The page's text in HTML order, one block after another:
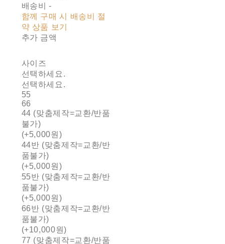
배송비-
함께 구매 시 배송비 절
약 상품 보기
추가 금액
사이즈
선택하세요.
선택하세요.
55
66
44 (맞춤제작=교환/반품
불가)
(+5,000원)
44반 (맞춤제작=교환/반
품불가)
(+5,000원)
55반 (맞춤제작=교환/반
품불가)
(+5,000원)
66반 (맞춤제작=교환/반
품불가)
(+10,000원)
77 (맞춤제작=교환/반품